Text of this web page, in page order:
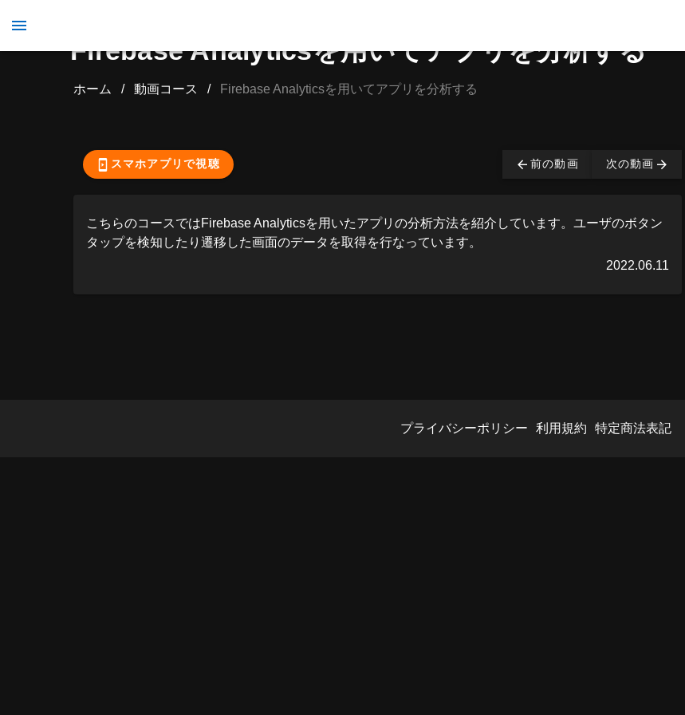
Firebase Analyticsを用いてアプリを分析する
ホーム / 動画コース / Firebase Analyticsを用いてアプリを分析する
スマホアプリで視聴
前の動画 次の動画
こちらのコースではFirebase Analyticsを用いたアプリの分析方法を紹介しています。ユーザのボタン
タップを検知したり遷移した画面のデータを取得を行なっています。
2022.06.11
プライバシーポリシー 利用規約 特定商法表記